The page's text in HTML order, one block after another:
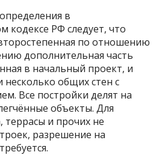
в
кодексе РФ следует, что
по отношению
дополнительная часть
в начальный проект, и
общих стен с
Все постройки делят на
объекты. Для
и прочих не
разрешение на